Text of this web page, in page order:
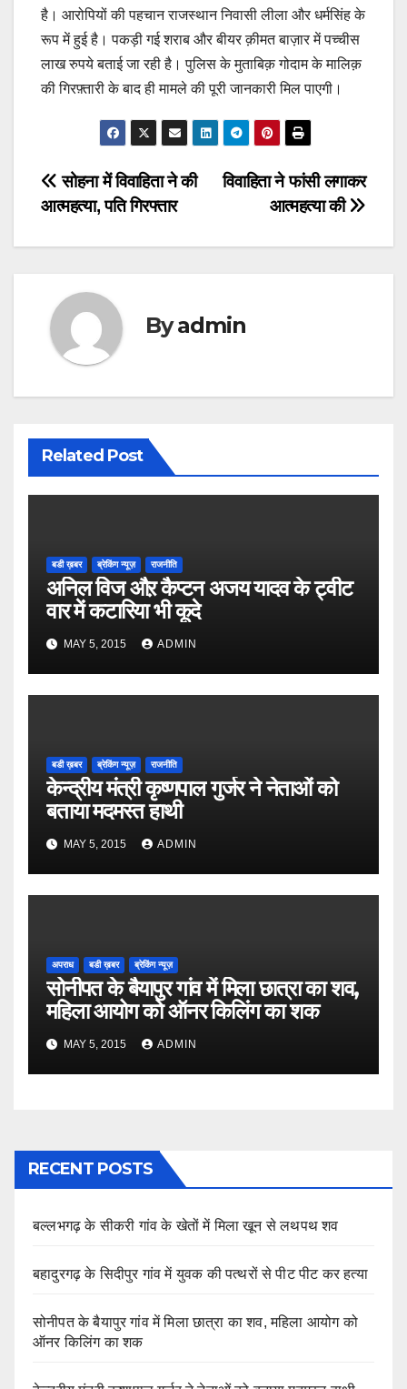
है। आरोपियों की पहचान राजस्थान निवासी लीला और धर्मसिंह के
रूप में हुई है। पकड़ी गई शराब और बीयर क़ीमत बाज़ार में पच्चीस
लाख रुपये बताई जा रही है। पुलिस के मुताबिक़ गोदाम के मालिक़
की गिरफ़्तारी के बाद ही मामले की पूरी जानकारी मिल पाएगी।
Post
navigation
विवाहिता ने फांसी लगाकर
आत्महत्या की
सोहना में विवाहिता ने की
आत्महत्या, पति गिरफ्तार
Byadmin
Related Post
बडी ख़बर ब्रेकिंग न्यूज़ राजनीति
अनिल विज औऱ कैप्टन अजय यादव के ट्वीट
वार में कटारिया भी कूदे
MAY 5, 2015 ADMIN
बडी ख़बर ब्रेकिंग न्यूज़ राजनीति
केन्द्रीय मंत्री कृष्णपाल गुर्जर ने नेताओं को
बताया मदमस्त हाथी
MAY 5, 2015 ADMIN
अपराध बडी ख़बर ब्रेकिंग न्यूज़
सोनीपत के बैयापुर गांव में मिला छात्रा का शव,
महिला आयोग को ऑनर किलिंग का शक
MAY 5, 2015 ADMIN
RECENT POSTS
बल्लभगढ़ के सीकरी गांव के खेतों में मिला खून से लथपथ शव
बहादुरगढ़ के सिदीपुर गांव में युवक की पत्थरों से पीट पीट कर हत्या
सोनीपत के बैयापुर गांव में मिला छात्रा का शव, महिला आयोग को
ऑनर किलिंग का शक